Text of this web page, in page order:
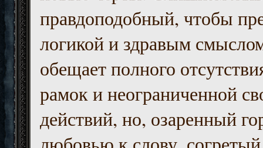
правдоподобный, чтобы
логикой и здравым
обещает полного
рамок и неограниченной
действий, но, озаренный